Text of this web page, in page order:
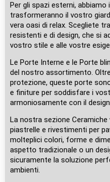
Per gli spazi esterni, abbiamo
trasformeranno il vostro
vera oasi di relax. Scegliete
resistenti e di design, che si
vostro stile e alle vostre
Le Porte Interne e le Porte
del nostro assortimento.
protezione, queste porte
e finiture per soddisfare i
armoniosamente con il
La nostra sezione
piastrelle e rivestimenti per
molteplici colori, forme e
aspetto tradizionale o un
sicuramente la soluzione
ambienti.